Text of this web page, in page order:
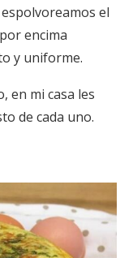
el
encima
y uniforme.
en mi casa les
de cada uno.